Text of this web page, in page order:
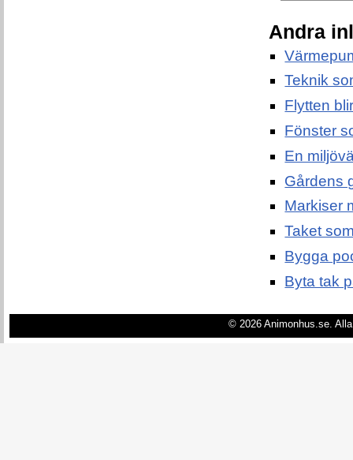
Andra
Teknik
Flytten
Fönster
En
Gårdens
Markiser
Taket
Bygga
Byta tak
© 2026 Animonhus.se.